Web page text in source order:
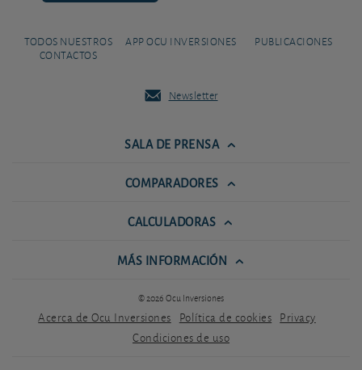
TODOS NUESTROS
CONTACTOS
APP OCU INVERSIONES PUBLICACIONES
Newsletter
SALA DE PRENSA
COMPARADORES
CALCULADORAS
MÁS INFORMACIÓN
© 2026 Ocu Inversiones
Acerca de Ocu Inversiones Política de cookies Privacy
Condiciones de uso